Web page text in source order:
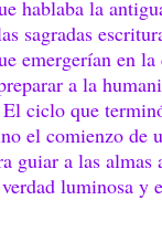
hablaba la
sagradas
emergerían en
a la
ciclo que
el comienzo de
guiar a las almas
luminosa y